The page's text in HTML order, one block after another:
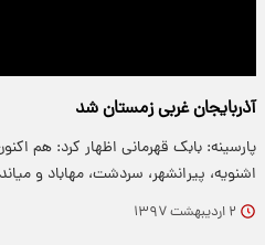
آذربایجان غربی زمستان شد
پارسینه: بابک قهرمانی اظهار کرد: هم
اشنویه، پیرانشهر، سردشت، مهاباد و
۲ اردیبهشت ۱۳۹۷